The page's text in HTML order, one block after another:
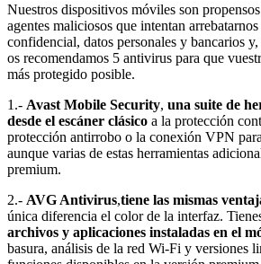
Nuestros dispositivos móviles son
agentes maliciosos que intentan
confidencial, datos personales y bancarios
os recomendamos 5 antivirus para que
más protegido posible.
1.- Avast Mobile Security, una suite de
desde el escáner clásico a la protección
protección antirrobo o la conexión VPN
aunque varias de estas herramientas
premium.
2.- AVG Antivirus,tiene las mismas
única diferencia el color de la interfaz.
archivos y aplicaciones instaladas en el
basura, análisis de la red Wi-Fi y versiones